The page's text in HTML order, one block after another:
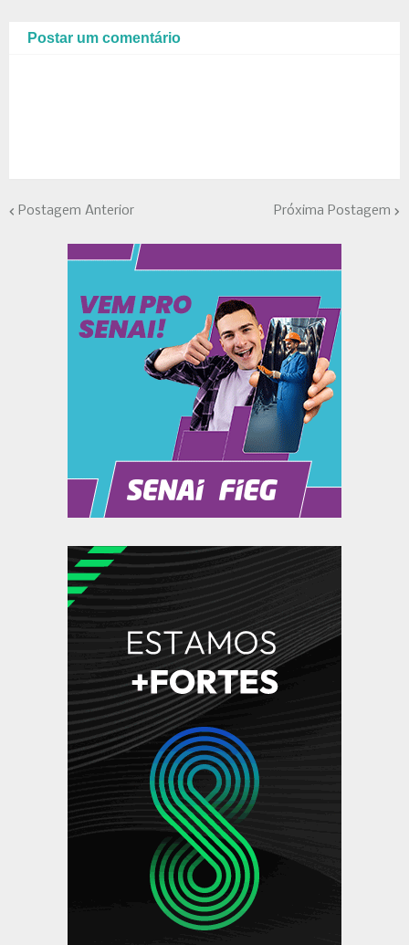
Postar um comentário
Postagem Anterior Próxima Postagem